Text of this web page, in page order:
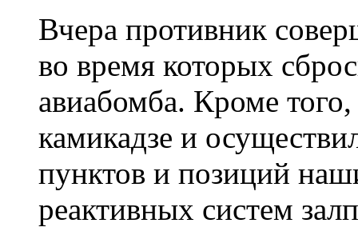
Вчера противник
во время которых
авиабомба. Кроме
камикадзе и
пунктов и позиций
реактивных систем